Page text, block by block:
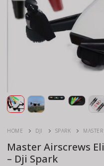
HOME DJI SPARK
Master Airscrews
– Dji Spark